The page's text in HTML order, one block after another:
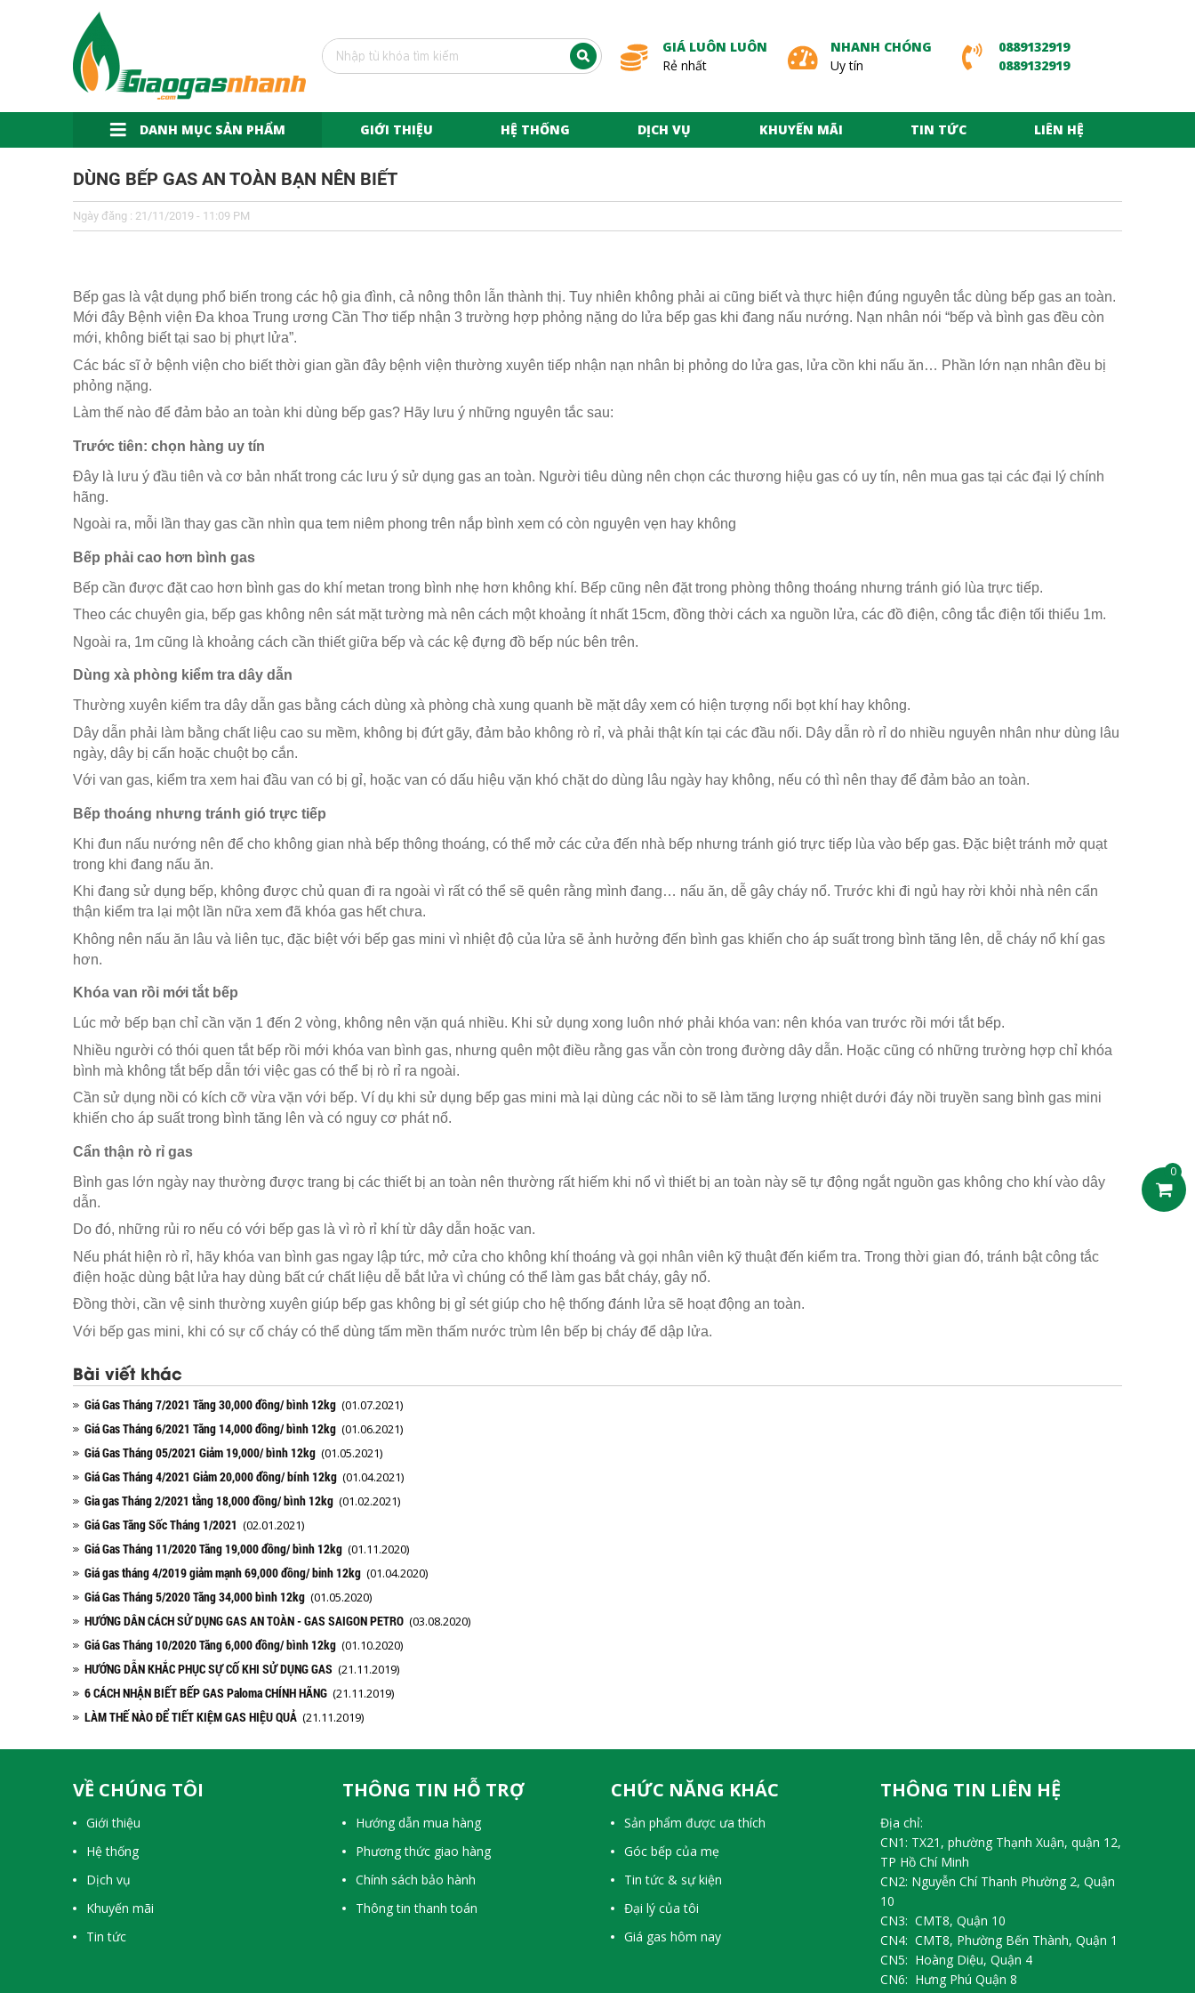
0
GIÁ LUÔN LUÔN
Rẻ nhất
NHANH CHÓNG
Uy tín
0889132919
0889132919
DANH MỤC SẢN PHẨM GIỚI THIỆU HỆ THỐNG DỊCH VỤ KHUYẾN MÃI TIN TỨC LIÊN HỆ
DÙNG BẾP GAS AN TOÀN BẠN NÊN BIẾT
Ngày đăng : 21/11/2019 - 11:09 PM
Bếp gas là vật dụng phổ biến trong các hộ gia đình, cả nông thôn lẫn thành thị. Tuy nhiên không phải ai cũng biết và thực hiện đúng nguyên tắc dùng bếp gas an toàn.
Mới đây Bệnh viện Đa khoa Trung ương Cần Thơ tiếp nhận 3 trường hợp phỏng nặng do lửa bếp gas khi đang nấu nướng. Nạn nhân nói “bếp và bình gas đều còn
mới, không biết tại sao bị phựt lửa”.
Các bác sĩ ở bệnh viện cho biết thời gian gần đây bệnh viện thường xuyên tiếp nhận nạn nhân bị phỏng do lửa gas, lửa cồn khi nấu ăn… Phần lớn nạn nhân đều bị
phỏng nặng.
Làm thế nào để đảm bảo an toàn khi dùng bếp gas? Hãy lưu ý những nguyên tắc sau:
Trước tiên: chọn hàng uy tín
Đây là lưu ý đầu tiên và cơ bản nhất trong các lưu ý sử dụng gas an toàn. Người tiêu dùng nên chọn các thương hiệu gas có uy tín, nên mua gas tại các đại lý chính
hãng.
Ngoài ra, mỗi lần thay gas cần nhìn qua tem niêm phong trên nắp bình xem có còn nguyên vẹn hay không
Bếp phải cao hơn bình gas
Bếp cần được đặt cao hơn bình gas do khí metan trong bình nhẹ hơn không khí. Bếp cũng nên đặt trong phòng thông thoáng nhưng tránh gió lùa trực tiếp.
Theo các chuyên gia, bếp gas không nên sát mặt tường mà nên cách một khoảng ít nhất 15cm, đồng thời cách xa nguồn lửa, các đồ điện, công tắc điện tối thiểu 1m.
Ngoài ra, 1m cũng là khoảng cách cần thiết giữa bếp và các kệ đựng đồ bếp núc bên trên.
Dùng xà phòng kiểm tra dây dẫn
Thường xuyên kiểm tra dây dẫn gas bằng cách dùng xà phòng chà xung quanh bề mặt dây xem có hiện tượng nổi bọt khí hay không.
Dây dẫn phải làm bằng chất liệu cao su mềm, không bị đứt gãy, đảm bảo không rò rỉ, và phải thật kín tại các đầu nối. Dây dẫn rò rỉ do nhiều nguyên nhân như dùng lâu
ngày, dây bị cấn hoặc chuột bọ cắn.
Với van gas, kiểm tra xem hai đầu van có bị gỉ, hoặc van có dấu hiệu vặn khó chặt do dùng lâu ngày hay không, nếu có thì nên thay để đảm bảo an toàn.
Bếp thoáng nhưng tránh gió trực tiếp
Khi đun nấu nướng nên để cho không gian nhà bếp thông thoáng, có thể mở các cửa đến nhà bếp nhưng tránh gió trực tiếp lùa vào bếp gas. Đặc biệt tránh mở quạt
trong khi đang nấu ăn.
Khi đang sử dụng bếp, không được chủ quan đi ra ngoài vì rất có thể sẽ quên rằng mình đang… nấu ăn, dễ gây cháy nổ. Trước khi đi ngủ hay rời khỏi nhà nên cẩn
thận kiểm tra lại một lần nữa xem đã khóa gas hết chưa.
Không nên nấu ăn lâu và liên tục, đặc biệt với bếp gas mini vì nhiệt độ của lửa sẽ ảnh hưởng đến bình gas khiến cho áp suất trong bình tăng lên, dễ cháy nổ khí gas
hơn.
Khóa van rồi mới tắt bếp
Lúc mở bếp bạn chỉ cần vặn 1 đến 2 vòng, không nên vặn quá nhiều. Khi sử dụng xong luôn nhớ phải khóa van: nên khóa van trước rồi mới tắt bếp.
Nhiều người có thói quen tắt bếp rồi mới khóa van bình gas, nhưng quên một điều rằng gas vẫn còn trong đường dây dẫn. Hoặc cũng có những trường hợp chỉ khóa
bình mà không tắt bếp dẫn tới việc gas có thể bị rò rỉ ra ngoài.
Cần sử dụng nồi có kích cỡ vừa vặn với bếp. Ví dụ khi sử dụng bếp gas mini mà lại dùng các nồi to sẽ làm tăng lượng nhiệt dưới đáy nồi truyền sang bình gas mini
khiến cho áp suất trong bình tăng lên và có nguy cơ phát nổ.
Cẩn thận rò rỉ gas
Bình gas lớn ngày nay thường được trang bị các thiết bị an toàn nên thường rất hiếm khi nổ vì thiết bị an toàn này sẽ tự động ngắt nguồn gas không cho khí vào dây
dẫn.
Do đó, những rủi ro nếu có với bếp gas là vì rò rỉ khí từ dây dẫn hoặc van.
Nếu phát hiện rò rỉ, hãy khóa van bình gas ngay lập tức, mở cửa cho không khí thoáng và gọi nhân viên kỹ thuật đến kiểm tra. Trong thời gian đó, tránh bật công tắc
điện hoặc dùng bật lửa hay dùng bất cứ chất liệu dễ bắt lửa vì chúng có thể làm gas bắt cháy, gây nổ.
Đồng thời, cần vệ sinh thường xuyên giúp bếp gas không bị gỉ sét giúp cho hệ thống đánh lửa sẽ hoạt động an toàn.
Với bếp gas mini, khi có sự cố cháy có thể dùng tấm mền thấm nước trùm lên bếp bị cháy để dập lửa.
Bài viết khác
Giá Gas Tháng 7/2021 Tăng 30,000 đồng/ bình 12kg (01.07.2021)
Giá Gas Tháng 6/2021 Tăng 14,000 đồng/ bình 12kg (01.06.2021)
Giá Gas Tháng 05/2021 Giảm 19,000/ bình 12kg (01.05.2021)
Giá Gas Tháng 4/2021 Giảm 20,000 đồng/ bính 12kg (01.04.2021)
Gia gas Tháng 2/2021 tằng 18,000 đồng/ bình 12kg (01.02.2021)
Giá Gas Tăng Sốc Tháng 1/2021 (02.01.2021)
Giá Gas Tháng 11/2020 Tăng 19,000 đồng/ bình 12kg (01.11.2020)
Giá gas tháng 4/2019 giảm mạnh 69,000 đồng/ binh 12kg (01.04.2020)
Giá Gas Tháng 5/2020 Tăng 34,000 bình 12kg (01.05.2020)
HƯỚNG DÂN CÁCH SỬ DỤNG GAS AN TOÀN - GAS SAIGON PETRO (03.08.2020)
Giá Gas Tháng 10/2020 Tăng 6,000 đồng/ bình 12kg (01.10.2020)
HƯỚNG DẪN KHẮC PHỤC SỰ CỐ KHI SỬ DỤNG GAS (21.11.2019)
6 CÁCH NHẬN BIẾT BẾP GAS Paloma CHÍNH HÃNG (21.11.2019)
LÀM THẾ NÀO ĐỂ TIẾT KIỆM GAS HIỆU QUẢ (21.11.2019)
VỀ CHÚNG TÔI
Giới thiệu
Hệ thống
Dịch vụ
Khuyến mãi
Tin tức
THÔNG TIN HỖ TRỢ
Hướng dẫn mua hàng
Phương thức giao hàng
Chính sách bảo hành
Thông tin thanh toán
CHỨC NĂNG KHÁC
Sản phẩm được ưa thích
Góc bếp của mẹ
Tin tức & sự kiện
Đại lý của tôi
Giá gas hôm nay
THÔNG TIN LIÊN HỆ
Địa chỉ:
CN1: TX21, phường Thạnh Xuận, quận 12,
TP Hồ Chí Minh
CN2: Nguyễn Chí Thanh Phường 2, Quận
10
CN3: CMT8, Quận 10
CN4: CMT8, Phường Bến Thành, Quận 1
CN5: Hoàng Diệu, Quận 4
CN6: Hưng Phú Quận 8